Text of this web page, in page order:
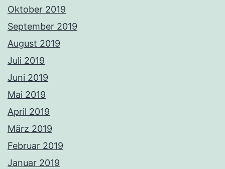
Oktober 2019
September 2019
August 2019
Juli 2019
Juni 2019
Mai 2019
April 2019
März 2019
Februar 2019
Januar 2019